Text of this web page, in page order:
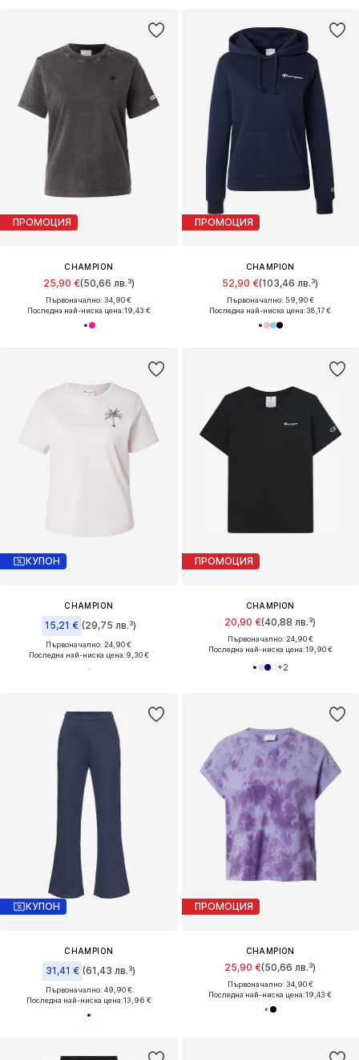
ПРОМОЦИЯ
CHAMPION
25,90 €(50,66 лв.³)
Първоначално: 34,90 €
Последна най-ниска цена:19,43 €
ПРОМОЦИЯ
CHAMPION
52,90 €(103,46 лв.³)
Първоначално: 59,90 €
Последна най-ниска цена:38,17 €
КУПОН
CHAMPION
15,21 € (29,75 лв.³)
Първоначално: 24,90 €
Последна най-ниска цена:9,30 €
ПРОМОЦИЯ
CHAMPION
20,90 €(40,88 лв.³)
Първоначално: 24,90 €
Последна най-ниска цена:19,90 €
+2
КУПОН
CHAMPION
31,41 € (61,43 лв.³)
Първоначално: 49,90 €
Последна най-ниска цена:13,96 €
ПРОМОЦИЯ
CHAMPION
25,90 €(50,66 лв.³)
Първоначално: 34,90 €
Последна най-ниска цена:19,43 €